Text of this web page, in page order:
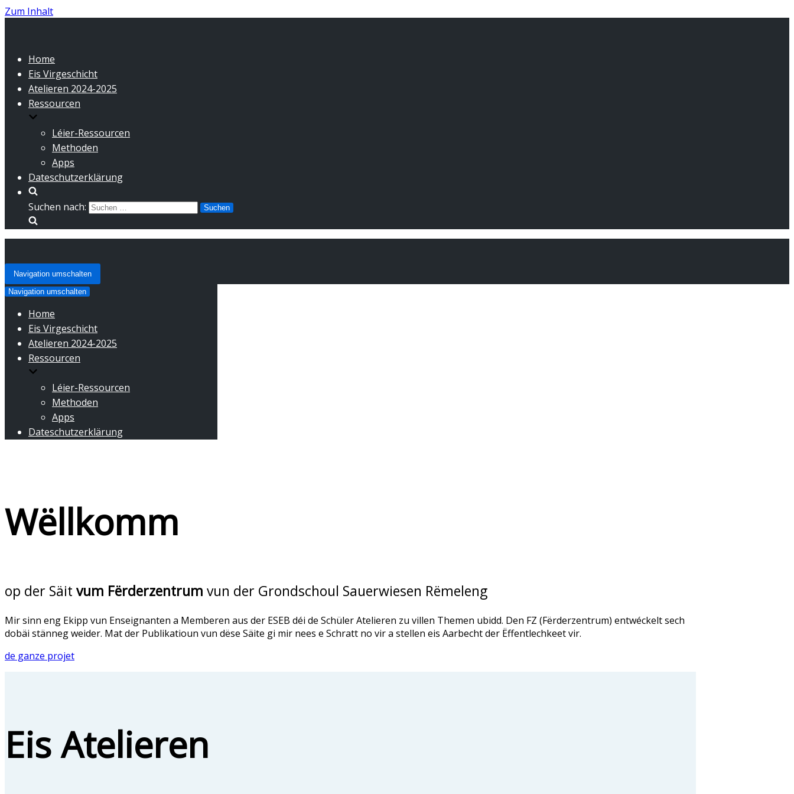
Zum Inhalt
Home
Eis Virgeschicht
Atelieren 2024-2025
Ressourcen
Léier-Ressourcen
Methoden
Apps
Dateschutzerklärung
Suchen nach:
Navigation umschalten
Navigation umschalten
Home
Eis Virgeschicht
Atelieren 2024-2025
Ressourcen
Léier-Ressourcen
Methoden
Apps
Dateschutzerklärung
Wëllkomm
op der Säit vum Fërderzentrum vun der Grondschoul Sauerwiesen Rëmeleng
Mir sinn eng Ekipp vun Enseignanten a Memberen aus der ESEB déi de Schüler Atelieren zu villen Themen ubidd. Den FZ (Fërderzentrum) entwéckelt sech
dobäi stänneg weider. Mat der Publikatioun vun dëse Säite gi mir nees e Schratt no vir a stellen eis Aarbecht der Ëffentlechkeet vir.
de ganze projet
Eis Atelieren